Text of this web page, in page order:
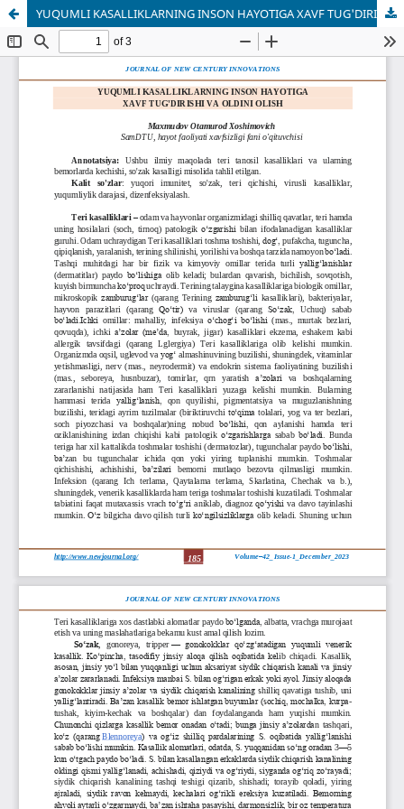
YUQUMLI KASALLIKLARNING INSON HAYOTIGA XAVF TUG'DIRISHI VA OLDINI OLISH